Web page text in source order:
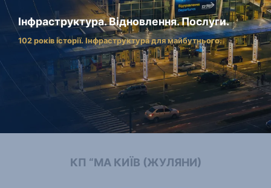
Інфраструктура. Відновлення. Послуги.
102 років історії. Інфраструктура для майбутнього.
КП “МА КИЇВ (ЖУЛЯНИ)